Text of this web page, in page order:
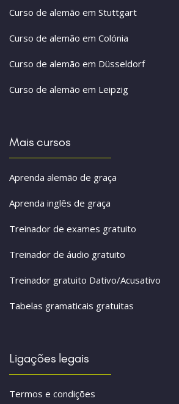
Curso de alemão em Stuttgart
Curso de alemão em Colónia
Curso de alemão em Düsseldorf
Curso de alemão em Leipzig
Mais cursos
Aprenda alemão de graça
Aprenda inglês de graça
Treinador de exames gratuito
Treinador de áudio gratuito
Treinador gratuito Dativo/Acusativo
Tabelas gramaticais gratuitas
Ligações legais
Termos e condições